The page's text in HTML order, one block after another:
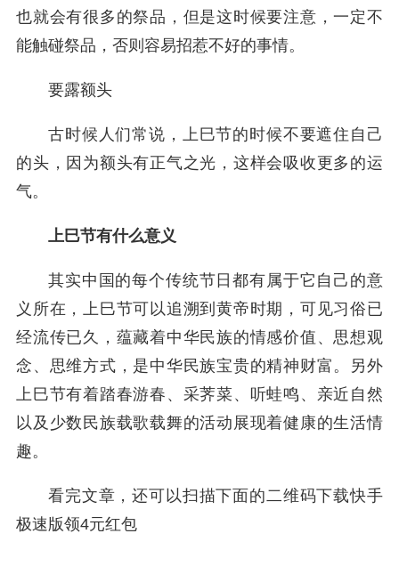
也就会有很多的祭品，但是这时候要注意，一定不
能触碰祭品，否则容易招惹不好的事情。
要露额头
古时候人们常说，上巳节的时候不要遮住自己
的头，因为额头有正气之光，这样会吸收更多的运
气。
上巳节有什么意义
其实中国的每个传统节日都有属于它自己的意
义所在，上巳节可以追溯到黄帝时期，可见习俗已
经流传已久，蕴藏着中华民族的情感价值、思想观
念、思维方式，是中华民族宝贵的精神财富。另外
上巳节有着踏春游春、采荠菜、听蛙鸣、亲近自然
以及少数民族载歌载舞的活动展现着健康的生活情
趣。
看完文章，还可以扫描下面的二维码下载快手
极速版领4元红包